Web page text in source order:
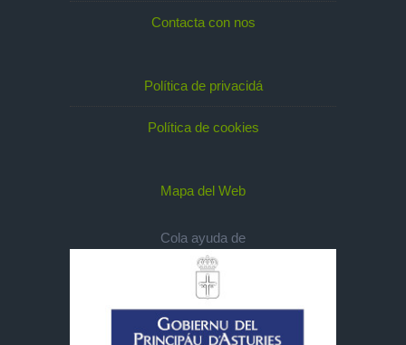
Contacta con nos
Política de privacidá
Política de cookies
Mapa del Web
Cola ayuda de